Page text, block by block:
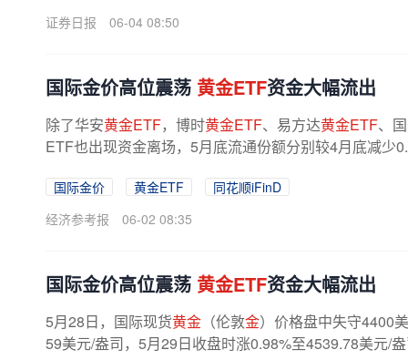
证券日报
06-04 08:50
国际金价高位震荡 黄金ETF资金大幅流出
除了华安黄金ETF，博时黄金ETF、易方达黄金ETF、
ETF也出现资金离场，5月底流通份额分别较4月底减少
国际金价 黄金ETF
同花顺iFinD
经济参考报
06-02 08:35
国际金价高位震荡 黄金ETF资金大幅流出
5月28日，国际现货黄金 （伦敦金）价格盘中失守4400
59美元/盎司，5月29日收盘时涨0.98%至4539.78美元/